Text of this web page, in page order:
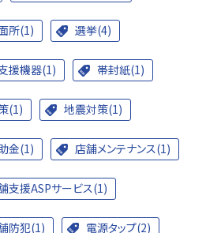
所(1) 選挙(4)
援機器(1) 帯封紙(1)
(1) 地震対策(1)
金(1) 店舗メンテナンス(1)
支援ASPサービス(1)
防犯(1) 電源タップ(2)